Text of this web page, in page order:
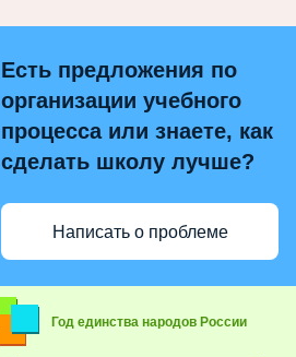
Есть предложения по
организации учебного
процесса или знаете, как
сделать школу лучше?
Написать о проблеме
Год единства народов России